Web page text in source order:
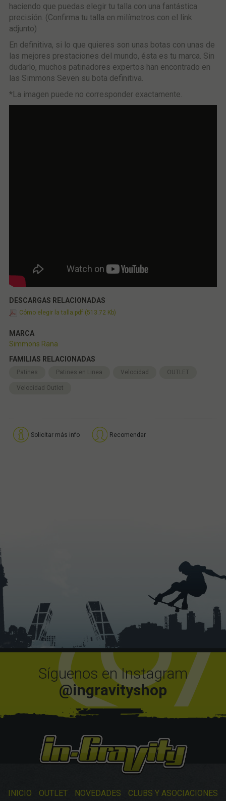
haciendo que puedas elegir tu talla con una fantástica
precisión. (Confirma tu talla en milímetros con el link
adjunto)
En definitiva, si lo que quieres son unas botas con unas de
las mejores prestaciones del mundo, ésta es tu marca. Sin
dudarlo, muchos patinadores expertos han encontrado en
las Simmons Seven su bota definitiva.
*La imagen puede no corresponder exactamente.
DESCARGAS RELACIONADAS
Cómo elegir la talla.pdf (513.72 Kb)
MARCA
Simmons Rana
FAMILIAS RELACIONADAS
Patines Patines en Linea Velocidad OUTLET
Velocidad Outlet
Solicitar más info Recomendar
Síguenos en Instagram
@ingravityshop
INICIO OUTLET NOVEDADES
CLUBS Y ASOCIACIONES